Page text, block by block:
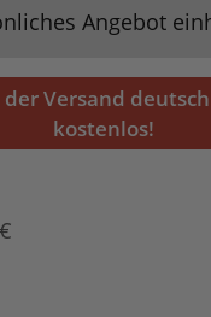
Angebot
Versand
kostenlos!